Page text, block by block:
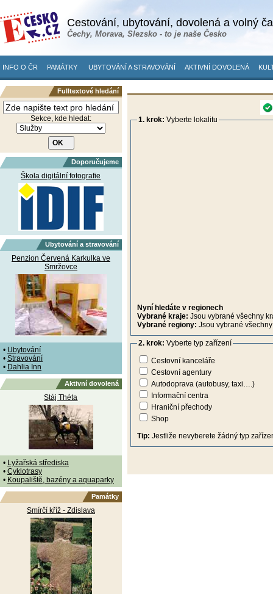
Cestování, ubytování, dovolená a volný
Čechy, Morava, Slezsko - to je naše Česko
INFO O ČR PAMÁTKY UBYTOVÁNÍ A STRAVOVÁNÍ AKTIVNÍ DOVOLENÁ
Fulltextové hledání
Sekce, kde hledat:
Doporučujeme
Škola digitální fotografie
Ubytování a stravování
Penzion Červená Karkulka ve
Smržovce
• Ubytování
• Stravování
• Dahlia Inn
Aktivní dovolená
Stáj Théta
• Lyžařská střediska
• Cyklotrasy
• Koupaliště, bazény a aquaparky
Památky
Smírčí kříž - Zdislava
1. krok: Vyberte lokalitu
Nyní hledáte v regionech
Vybrané kraje: Jsou vybrané všechny
Vybrané regiony: Jsou vybrané
2. krok: Vyberte typ zařízení
Cestovní kanceláře
Cestovní agentury
Autodoprava (autobusy, taxi….)
Informační centra
Hraniční přechody
Shop
Tip: Jestliže nevyberete žádný typ